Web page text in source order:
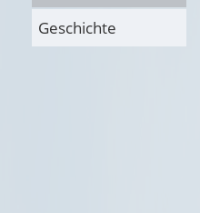
Geschichte